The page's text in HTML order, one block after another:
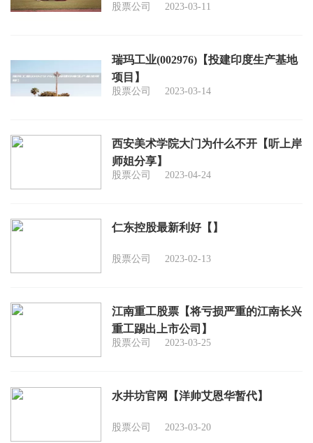
股票公司 2023-03-11
瑞玛工业(002976)【投建印度生产基地
项目】
股票公司 2023-03-14
西安美术学院大门为什么不开【听上岸
师姐分享】
股票公司 2023-04-24
仁东控股最新利好【】
股票公司 2023-02-13
江南重工股票【将亏损严重的江南长兴
重工踢出上市公司】
股票公司 2023-03-25
水井坊官网【洋帅艾恩华暂代】
股票公司 2023-03-20